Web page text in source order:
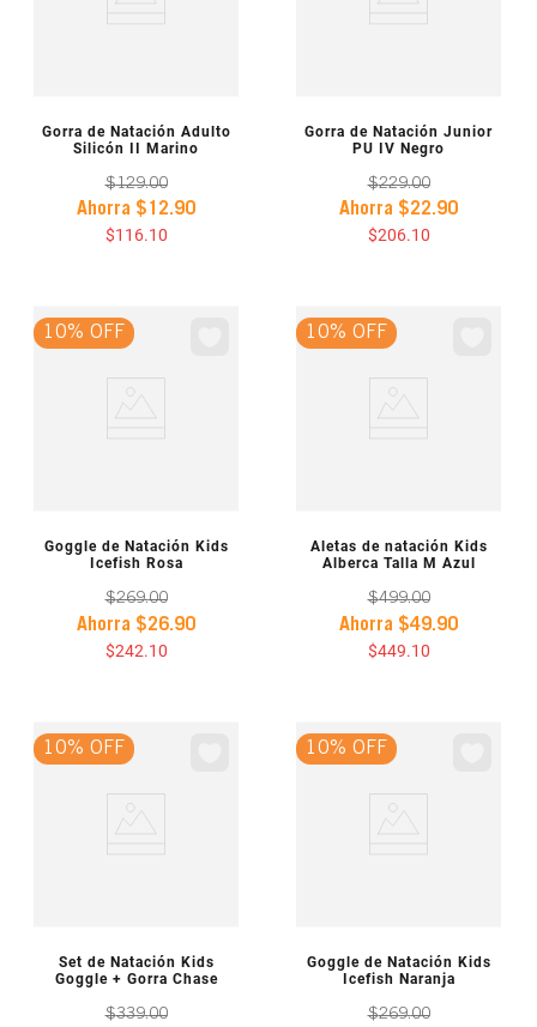
VISTA PREVIA
Gorra de Natación Adulto
Silicón II Marino
$129.00
Ahorra $12.90
$116.10
VISTA PREVIA
Gorra de Natación Junior
PU IV Negro
$229.00
Ahorra $22.90
$206.10
10% OFF
VISTA PREVIA
Goggle de Natación Kids
Icefish Rosa
$269.00
Ahorra $26.90
$242.10
10% OFF
VISTA PREVIA
Aletas de natación Kids
Alberca Talla M Azul
$499.00
Ahorra $49.90
$449.10
10% OFF
VISTA PREVIA
Set de Natación Kids
Goggle + Gorra Chase
$339.00
10% OFF
VISTA PREVIA
Goggle de Natación Kids
Icefish Naranja
$269.00